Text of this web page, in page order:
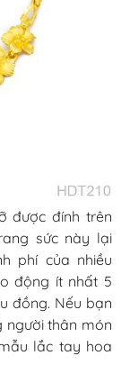
được đính trên
sức này lại
phí của nhiều
động ít nhất 5
đồng. Nếu bạn
người thân món
lắc tay hoa